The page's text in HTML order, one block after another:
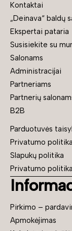
Kontaktai
„Deinava“ baldų
Ekspertai pataria
Susisiekite su
Salonams
Administracijai
Partneriams
Partnerių
B2B
Parduotuvės
Privatumo politika
Slapukų politika
Privatumo
Pirkimo –
Apmokėjimas